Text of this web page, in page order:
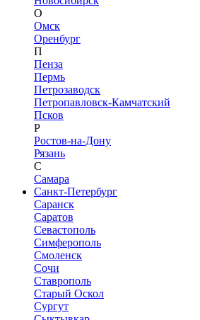
О
Омск
Оренбург
П
Пенза
Пермь
Петрозаводск
Петропавловск-Камчатский
Псков
Р
Ростов-на-Дону
Рязань
С
Самара
Санкт-Петербург
Саранск
Саратов
Севастополь
Симферополь
Смоленск
Сочи
Ставрополь
Старый Оскол
Сургут